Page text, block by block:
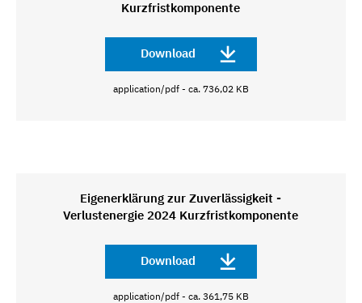
Kurzfristkomponente
Download
application/pdf - ca. 736,02 KB
Eigenerklärung zur Zuverlässigkeit -
Verlustenergie 2024 Kurzfristkomponente
Download
application/pdf - ca. 361,75 KB